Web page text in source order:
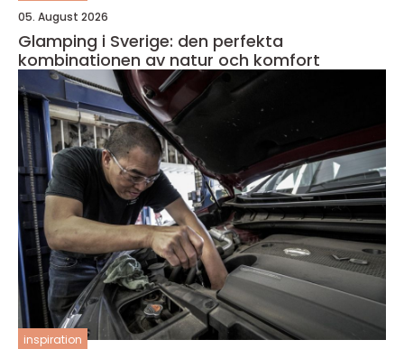
05. August 2026
Glamping i Sverige: den perfekta
kombinationen av natur och komfort
inspiration